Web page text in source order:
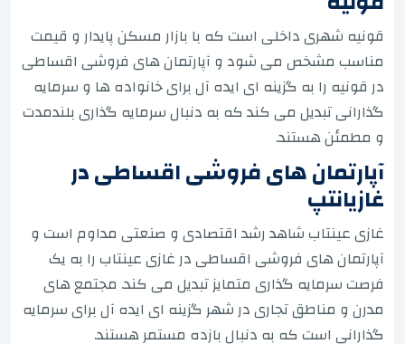
قونیه شهری داخلی است که با بازار مسکن پایدار و قیمت
مناسب مشخص می شود و آپارتمان های فروشی اقساطی
در قونیه را به گزینه ای ایده آل برای خانواده ها و سرمایه
گذارانی تبدیل می کند که به دنبال سرمایه گذاری بلندمدت
و مطمئن هستند.
آپارتمان های فروشی اقساطی در
غازیانتپ
غازی عینتاب شاهد رشد اقتصادی و صنعتی مداوم است و
آپارتمان های فروشی اقساطی در غازی عینتاب را به یک
فرصت سرمایه گذاری متمایز تبدیل می کند. مجتمع های
مدرن و مناطق تجاری در شهر گزینه ای ایده آل برای سرمایه
گذارانی است که به دنبال بازده مستمر هستند.